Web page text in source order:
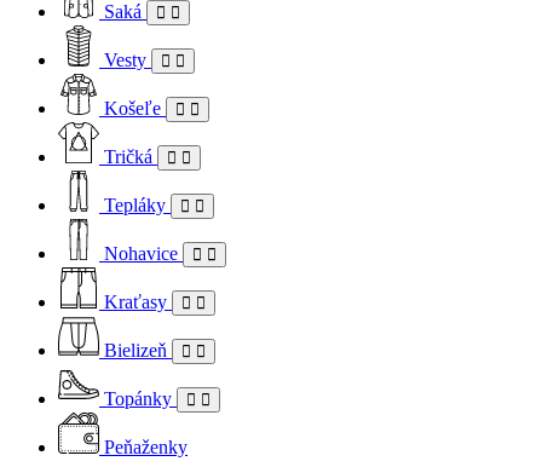
Saká
Vesty
Košeľe
Tričká
Tepláky
Nohavice
Kraťasy
Bielizeň
Topánky
Peňaženky